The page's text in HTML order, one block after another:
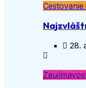
Cestovanie
28.